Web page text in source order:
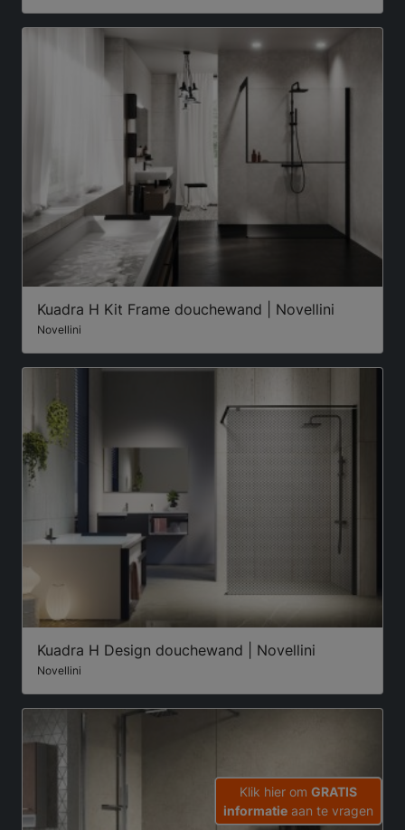
Kuadra H Kit Frame douchewand | Novellini
Novellini
Kuadra H Design douchewand | Novellini
Novellini
Klik hier om GRATIS
informatie aan te vragen